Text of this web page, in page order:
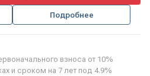
Подробнее
взноса от 10%
и сроком на 7 лет под 4.9%